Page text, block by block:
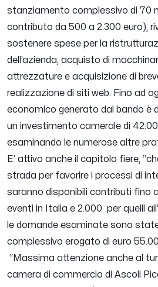
stanziamento complessivo di 70
contributo da 500 a 2.300 euro),
sostenere spese per la
dell’azienda, acquisto di
attrezzature e acquisizione di
realizzazione di siti web. Fino ad
economico generato dal bando è
un investimento camerale di
esaminando le numerose altre
E’ attivo anche il capitolo fiere, “c
strada per favorire i processi di
saranno disponibili contributi fino
eventi in Italia e 2.000 per quelli
le domande esaminate sono
complessivo erogato di euro
“ Massima attenzione anche al
camera di commercio di Ascoli